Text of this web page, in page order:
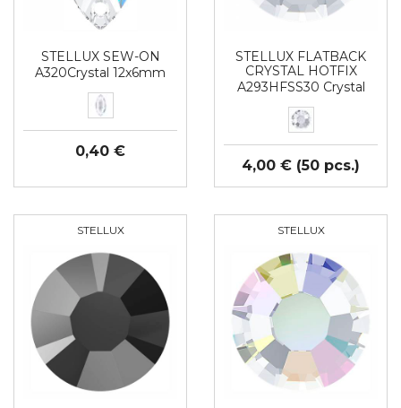
STELLUX SEW-ON
A320Crystal 12x6mm
0,40 €
STELLUX FLATBACK
CRYSTAL HOTFIX
A293HFSS30 Crystal
4,00 € (50 pcs.)
STELLUX STELLUX